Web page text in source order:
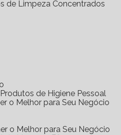
de Limpeza Concentrados
de Higiene Pessoal
o Melhor para Seu Negócio
o Melhor para Seu Negócio